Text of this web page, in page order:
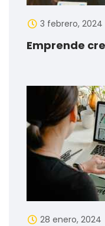
3 febrero, 2024
Emprende
28 enero, 2024